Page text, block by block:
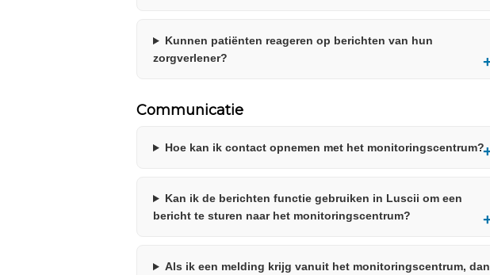
Kunnen patiënten reageren op berichten van hun
zorgverlener?
Communicatie
Hoe kan ik contact opnemen met het monitoringscentrum?
Kan ik de berichten functie gebruiken in Luscii om een
bericht te sturen naar het monitoringscentrum?
Als ik een melding krijg vanuit het monitoringscentrum, dan